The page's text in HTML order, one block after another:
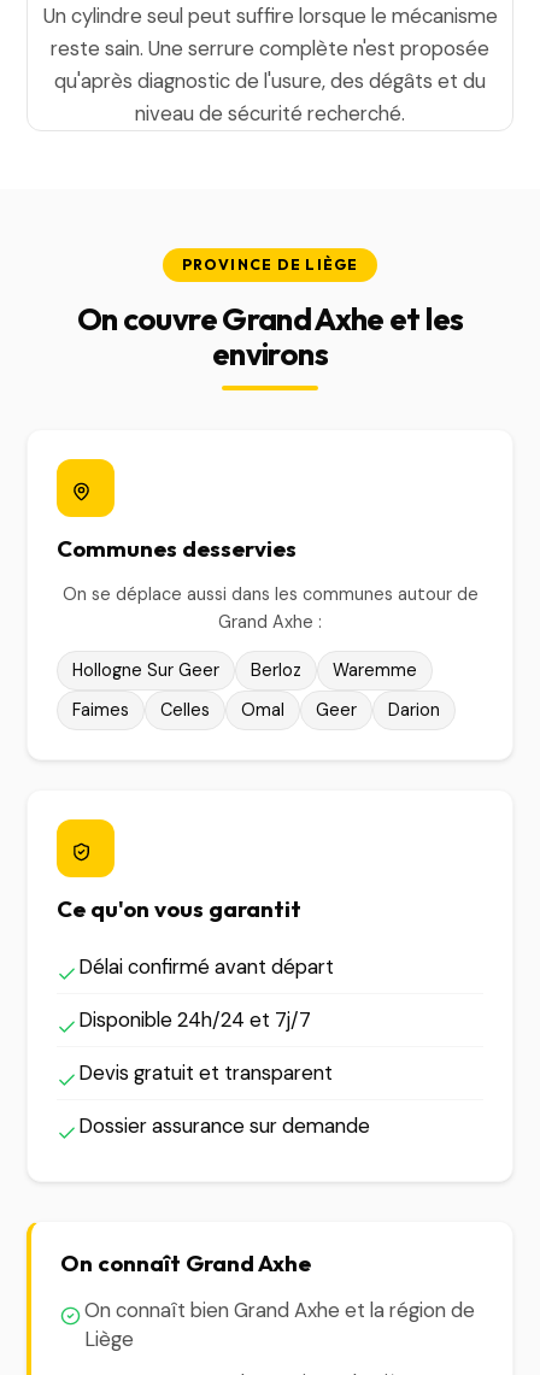
Un cylindre seul peut suffire lorsque le mécanisme
reste sain. Une serrure complète n'est proposée
qu'après diagnostic de l'usure, des dégâts et du
niveau de sécurité recherché.
PROVINCE DE LIÈGE
On couvre Grand Axhe et les
environs
Communes desservies
On se déplace aussi dans les communes autour de
Grand Axhe :
Hollogne Sur Geer Berloz
Waremme
Faimes
Celles Omal Geer Darion
Ce qu'on vous garantit
Délai confirmé avant départ
Disponible 24h/24 et 7j/7
Devis gratuit et transparent
Dossier assurance sur demande
On connaît Grand Axhe
On connaît bien Grand Axhe et la région de
Liège